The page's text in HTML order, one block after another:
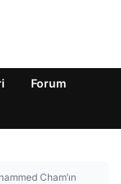
Forum
Cham’ın